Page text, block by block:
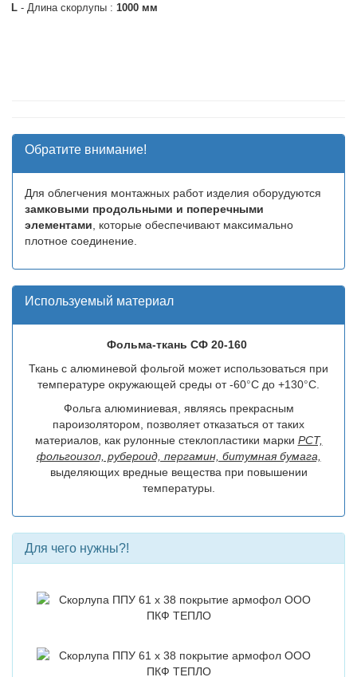
L - Длина скорлупы : 1000 мм
Обратите внимание!
Для облегчения монтажных работ изделия оборудуются
замковыми продольными и поперечными
элементами, которые обеспечивают максимально
плотное соединение.
Используемый материал
Фольма-ткань СФ 20-160
Ткань с алюминевой фольгой может использоваться при
температуре окружающей среды от -60°С до +130°С.
Фольга алюминиевая, являясь прекрасным
пароизолятором, позволяет отказаться от таких
материалов, как рулонные стеклопластики марки РСТ,
фольгоизол, рубероид, пергамин, битумная бумага,
выделяющих вредные вещества при повышении
температуры.
Для чего нужны?!